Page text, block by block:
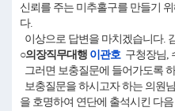
신뢰를 주는 미추홀구를 만들기
다.
이상으로 답변을 마치겠습니다.
○의장직무대행 이관호구청장님,
그러면 보충질문에 들어가도록
보충질문을 하시고자 하는 의원
을 호명하여 연단에 출석시킨 다